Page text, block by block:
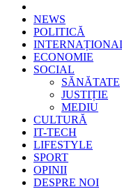
Epoca
Cele mai noi știri online
NEWS
POLITICĂ
ECONOMIE
SOCIAL
SĂNĂTATE
JUSTIȚIE
MEDIU
CULTURĂ
IT-TECH
LIFESTYLE
SPORT
OPINII
DESPRE NOI